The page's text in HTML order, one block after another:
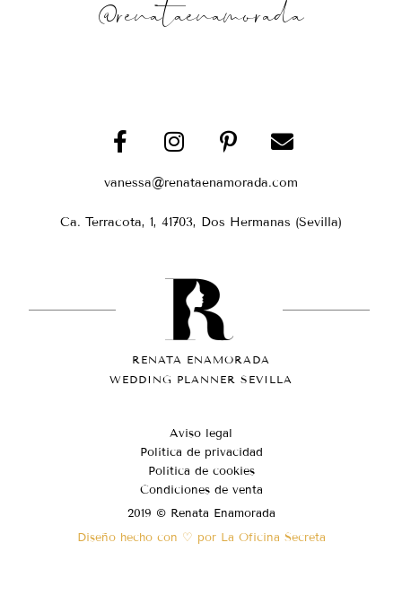
@renataenamorada
vanessa@renataenamorada.com
Ca. Terracota, 1, 41703, Dos Hermanas (Sevilla)
RENATA ENAMORADA
WEDDING PLANNER SEVILLA
Aviso legal
Política de privacidad
Política de cookies
Condiciones de venta
2019 © Renata Enamorada
Diseño hecho con ♡ por La Oficina Secreta